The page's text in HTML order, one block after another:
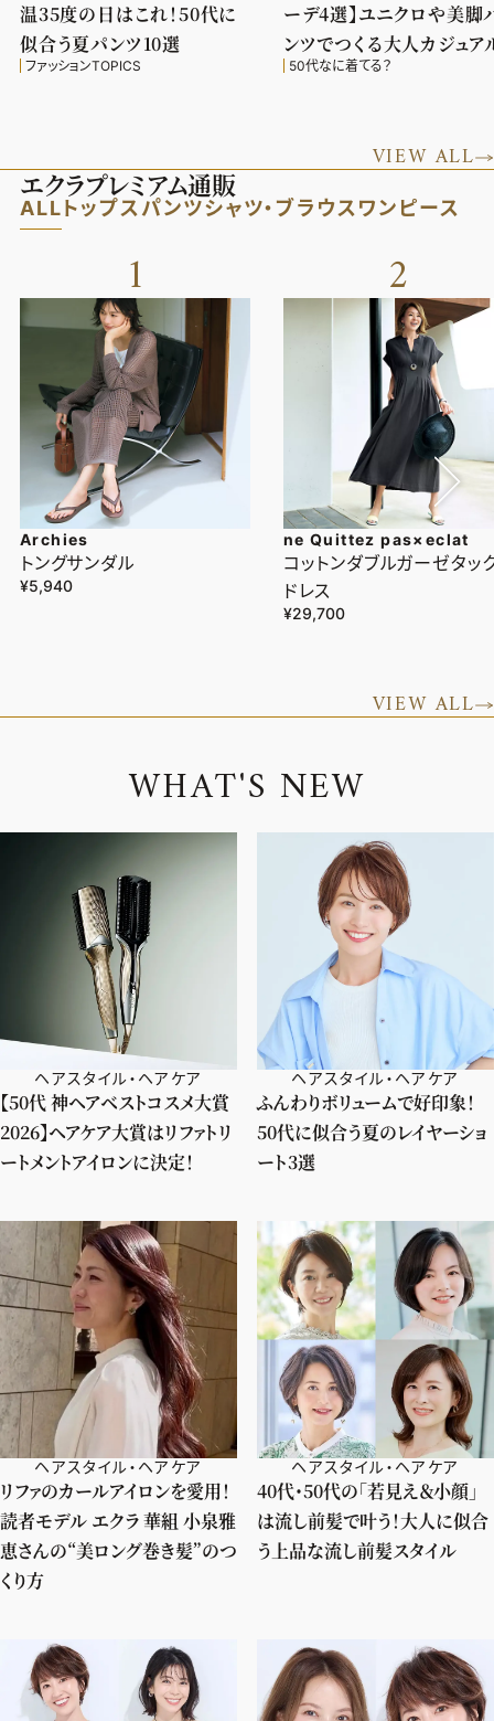
温35度の日はこれ！50代に
似合う夏パンツ10選
ファッションTOPICS
ーデ4選】ユニクロや美脚
ンツでつくる大人カジュア
50代なに着てる？
VIEW ALL
エクラプレミアム通販
ALLトップスパンツシャツ・ブラウスワンピース
1
Archies
トングサンダル
¥5,940
2
ne Quittez pas×eclat
コットンダブルガーゼタッ
ドレス
¥29,700
VIEW ALL
WHAT'S NEW
ヘアスタイル・ヘアケア
【50代 神ヘアベストコスメ大賞
2026】ヘアケア大賞はリファトリ
ートメントアイロンに決定！
ヘアスタイル・ヘアケア
ふんわりボリュームで好印象！
50代に似合う夏のレイヤーショ
ート3選
ヘアスタイル・ヘアケア
リファのカールアイロンを愛用！
読者モデル エクラ 華組 小泉雅
恵さんの“美ロング巻き髪”のつ
くり方
ヘアスタイル・ヘアケア
40代・50代の「若見え＆小顔」
は流し前髪で叶う！大人に似合
う上品な流し前髪スタイル